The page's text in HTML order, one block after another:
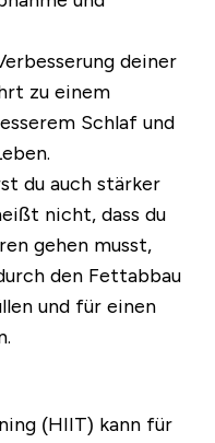
deiner
zu einem
Schlaf und
du auch stärker
nicht, dass du
gehen musst,
den Fettabbau
und für einen
(HIIT) kann für